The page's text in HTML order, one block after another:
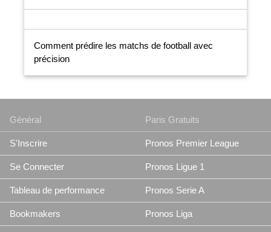
Comment prédire les matchs de football avec
précision
Général
S'Inscrire
Se Connecter
Tableau de performance
Bookmakers
Paris Gratuits
Pronos Premier League
Pronos Ligue 1
Pronos Serie A
Pronos Liga